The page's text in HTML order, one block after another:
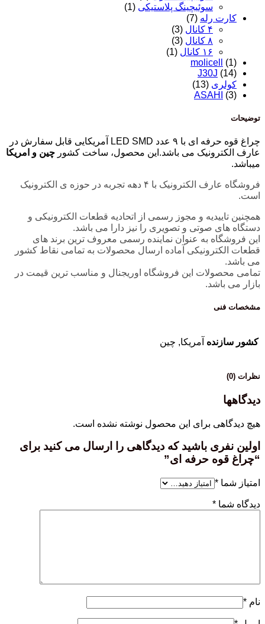
سوئیچینگ پلاستیکی (1)
کارت رله (7)
۴ کانال
(3)
۸ کانال
(3)
۱۶ کانال
(1)
molicell
(1)
J30J (14)
کولری (13)
ASAHI
(3)
توضیحات
چراغ قوه حرفه ای با ۹ عدد LED SMD آمریکایی قابل سفارش در
عارف الکترونیک می باشد.این محصول، ساخت کشور چین و امریکا
میباشد.
فروشگاه عارف الکترونیک با ۴ دهه تجربه در حوزه ی الکترونیک
است.
همچنین تاییدیه و مجوز رسمی از اتحادیه قطعات الکترونیکی و
دستگاه های صوتی و تصویری را نیز دارا می باشد.
این فروشگاه به عنوان نماینده رسمی معروف ترین برند های
قطعات الکترونیکی آماده ارسال محصولات به تمامی نقاط کشور
می باشد.
تمامی محصولات این فروشگاه اوریجنال و مناسب ترین قیمت در
بازار می باشد.
مشخصات فنی
کشور سازنده آمریکا, چین
نظرات (0)
دیدگاهها
هیچ دیدگاهی برای این محصول نوشته نشده است.
اولین نفری باشید که دیدگاهی را ارسال می کنید برای
“چراغ قوه حرفه ای”
امتیاز شما *
دیدگاه شما *
نام *